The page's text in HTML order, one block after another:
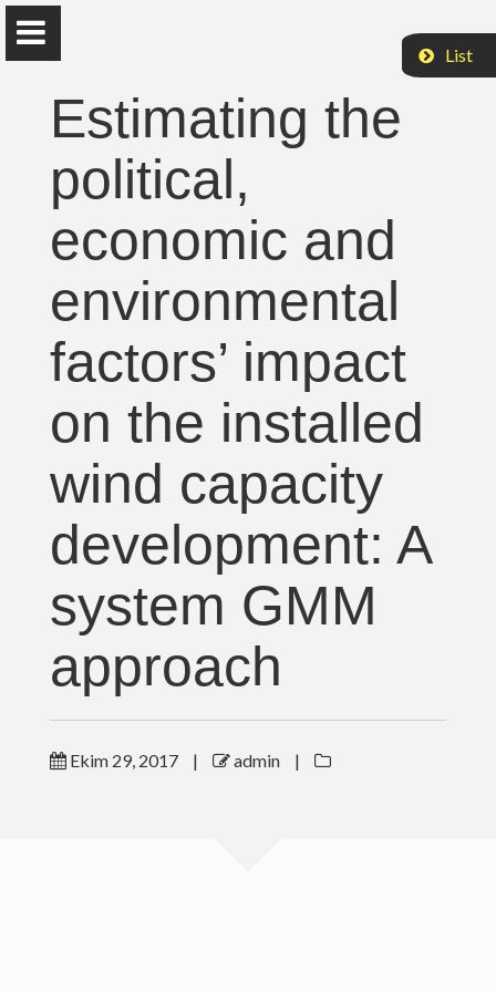
Prof. Dr. Mehmet Efe
Biresselioğlu
Izmir University of Economics
English
Yayınlar
Projeler
Ödüller
Basın Arşivi
Verilen Dersler
İletişim
List
Estimating the
political,
economic and
environmental
factors’ impact
on the installed
wind capacity
development: A
system GMM
approach
Ekim 29, 2017 | admin |